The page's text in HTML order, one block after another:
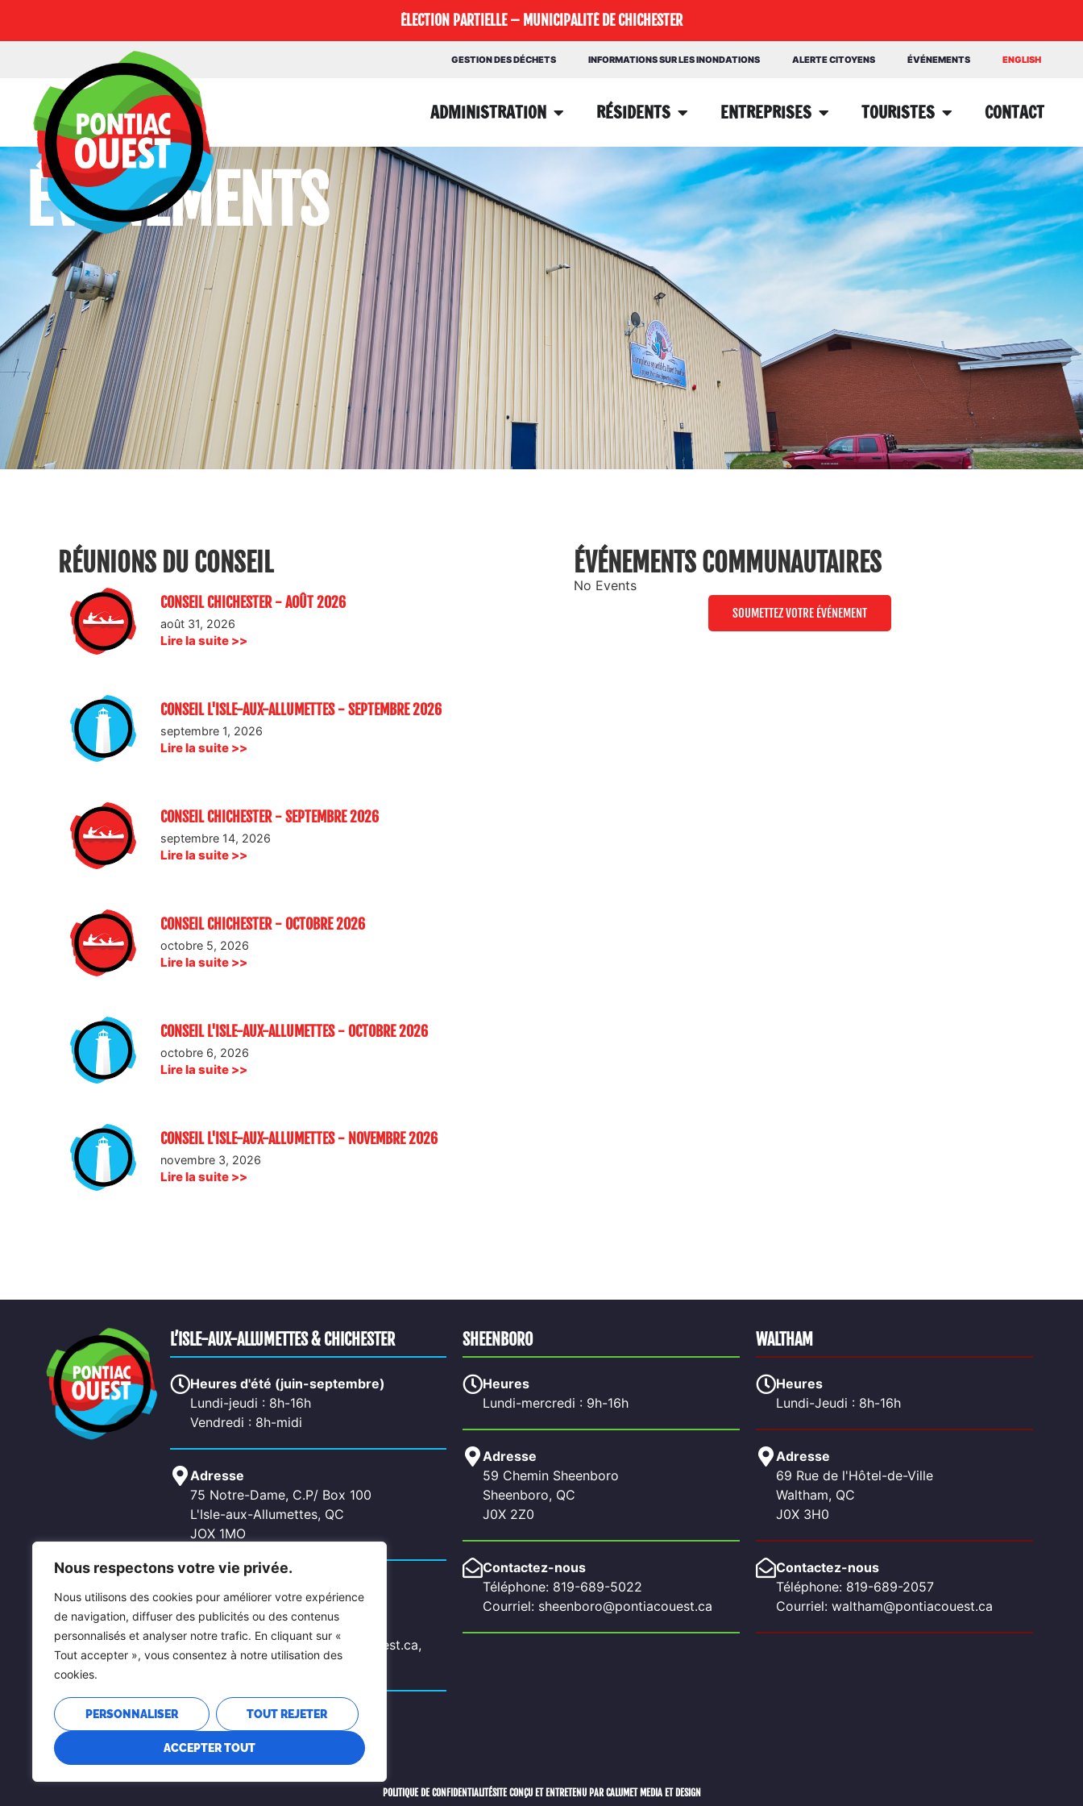
Nous respectons votre vie privée.
Nous utilisons des cookies pour améliorer votre expérience
de navigation, diffuser des publicités ou des contenus
personnalisés et analyser notre trafic. En cliquant sur «
Tout accepter », vous consentez à notre utilisation des
cookies.
PERSONNALISER TOUT REJETER
ACCEPTER TOUT
ÉLECTION PARTIELLE – MUNICIPALITÉ DE CHICHESTER
GESTION DES DÉCHETS INFORMATIONS SUR LES INONDATIONS ALERTE CITOYENS ÉVÉNEMENTS ENGLISH
ADMINISTRATION RÉSIDENTS ENTREPRISES TOURISTES CONTACT
ÉVÉNEMENTS
RÉUNIONS DU CONSEIL
CONSEIL CHICHESTER - AOÛT 2026
août 31, 2026
Lire la suite >>
CONSEIL L'ISLE-AUX-ALLUMETTES - SEPTEMBRE 2026
septembre 1, 2026
Lire la suite >>
CONSEIL CHICHESTER - SEPTEMBRE 2026
septembre 14, 2026
Lire la suite >>
CONSEIL CHICHESTER - OCTOBRE 2026
octobre 5, 2026
Lire la suite >>
CONSEIL L'ISLE-AUX-ALLUMETTES - OCTOBRE 2026
octobre 6, 2026
Lire la suite >>
CONSEIL L'ISLE-AUX-ALLUMETTES - NOVEMBRE 2026
novembre 3, 2026
Lire la suite >>
ÉVÉNEMENTS COMMUNAUTAIRES
No Events
SOUMETTEZ VOTRE ÉVÉNEMENT
L’ISLE-AUX-ALLUMETTES & CHICHESTER
Heures d'été (juin-septembre)
Lundi-jeudi : 8h-16h
Vendredi : 8h-midi
Adresse
75 Notre-Dame, C.P/ Box 100
L'Isle-aux-Allumettes, QC
JOX 1MO
Téléphone: 819-689-2266
Fax: 819-689-5619
Courriel: allumettes@pontiacouest.ca,
chichester@pontiacouest.ca
SHEENBORO
Heures
Lundi-mercredi : 9h-16h
Adresse
59 Chemin Sheenboro
Sheenboro, QC
J0X 2Z0
Contactez-nous
Téléphone: 819-689-5022
Courriel: sheenboro@pontiacouest.ca
Heures
Lundi-Jeudi : 8h-16h
Adresse
69 Rue de l'Hôtel-de-Ville
Waltham, QC
J0X 3H0
Contactez-nous
Téléphone: 819-689-2057
Courriel: waltham@pontiacouest.ca
WALTHAM
POLITIQUE DE CONFIDENTIALITÉSITE CONÇU ET ENTRETENU PAR CALUMET MEDIA ET DESIGN